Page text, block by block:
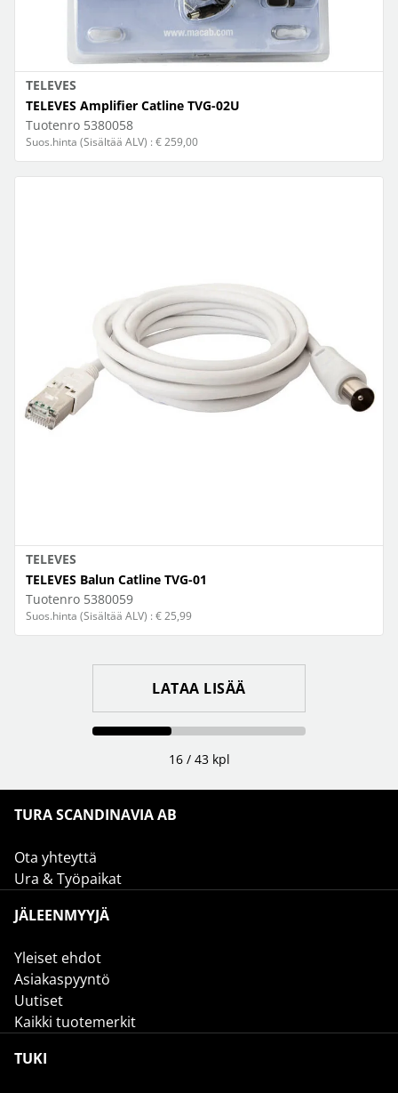
TELEVES
TELEVES Amplifier Catline TVG-02U
Tuotenro 5380058
Suos.hinta (Sisältää ALV) : € 259,00
TELEVES
TELEVES Balun Catline TVG-01
Tuotenro 5380059
Suos.hinta (Sisältää ALV) : € 25,99
LATAA LISÄÄ
16 / 43 kpl
TURA SCANDINAVIA AB
Ota yhteyttä
Ura & Työpaikat
JÄLEENMYYJÄ
Yleiset ehdot
Asiakaspyyntö
Uutiset
Kaikki tuotemerkit
TUKI